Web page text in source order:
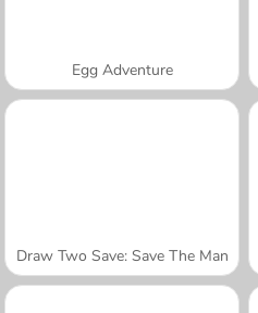
Egg Adventure
Draw Two Save: Save The Man